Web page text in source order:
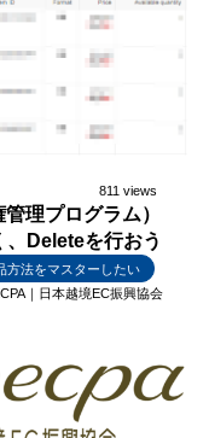
811 views
理プログラム）
Deleteを行おう
方法をマスターしたい
｜日本越境EC振興協会